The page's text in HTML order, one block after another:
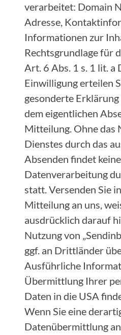
verarbeitet: Domain
Adresse,
Informationen zur
Rechtsgrundlage für
Art. 6 Abs. 1 s. 1 lit. a
Einwilligung erteilen
gesonderte
dem eigentlichen
Mitteilung. Ohne das
Dienstes durch das
Absenden findet keine
Datenverarbeitung
statt. Versenden Sie
Mitteilung an uns,
ausdrücklich darauf
Nutzung von
ggf. an Drittländer
Ausführliche
Übermittlung Ihrer
Daten in die USA
Wenn Sie eine
Datenübermittlung